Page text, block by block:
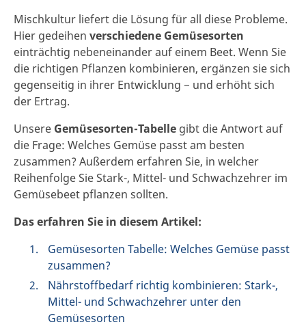
Mischkultur liefert die Lösung für all diese Probleme.
Hier gedeihen verschiedene Gemüsesorten
einträchtig nebeneinander auf einem Beet. Wenn Sie
die richtigen Pflanzen kombinieren, ergänzen sie sich
gegenseitig in ihrer Entwicklung − und erhöht sich
der Ertrag.
Unsere Gemüsesorten-Tabelle gibt die Antwort auf
die Frage: Welches Gemüse passt am besten
zusammen? Außerdem erfahren Sie, in welcher
Reihenfolge Sie Stark-, Mittel- und Schwachzehrer im
Gemüsebeet pflanzen sollten.
Das erfahren Sie in diesem Artikel:
Gemüsesorten Tabelle: Welches Gemüse passt
zusammen?
Nährstoffbedarf richtig kombinieren: Stark-,
Mittel- und Schwachzehrer unter den
Gemüsesorten